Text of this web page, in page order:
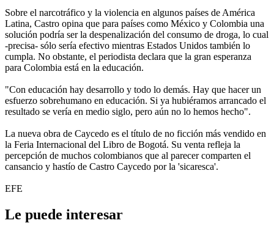
Sobre el narcotráfico y la violencia en algunos países de América
Latina, Castro opina que para países como México y Colombia una
solución podría ser la despenalización del consumo de droga, lo cual
-precisa- sólo sería efectivo mientras Estados Unidos también lo
cumpla. No obstante, el periodista declara que la gran esperanza
para Colombia está en la educación.
"Con educación hay desarrollo y todo lo demás. Hay que hacer un
esfuerzo sobrehumano en educación. Si ya hubiéramos arrancado el
resultado se vería en medio siglo, pero aún no lo hemos hecho".
La nueva obra de Caycedo es el título de no ficción más vendido en
la Feria Internacional del Libro de Bogotá. Su venta refleja la
percepción de muchos colombianos que al parecer comparten el
cansancio y hastío de Castro Caycedo por la 'sicaresca'.
EFE
Le puede interesar